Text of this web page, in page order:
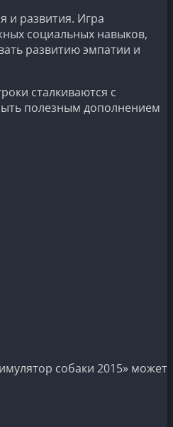
и развития. Игра
социальных навыков,
развитию эмпатии и
сталкиваются с
полезным дополнением
собаки 2015» может